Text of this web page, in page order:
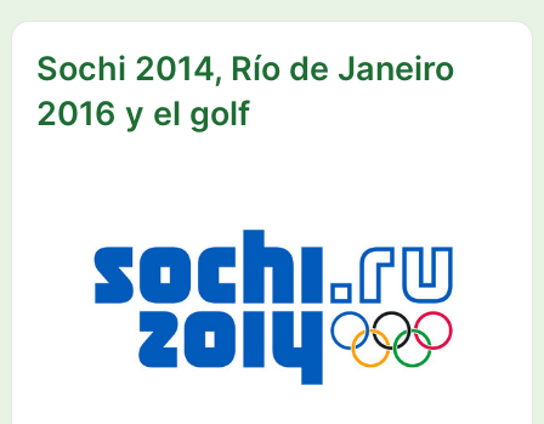
Sochi 2014, Río de Janeiro
2016 y el golf